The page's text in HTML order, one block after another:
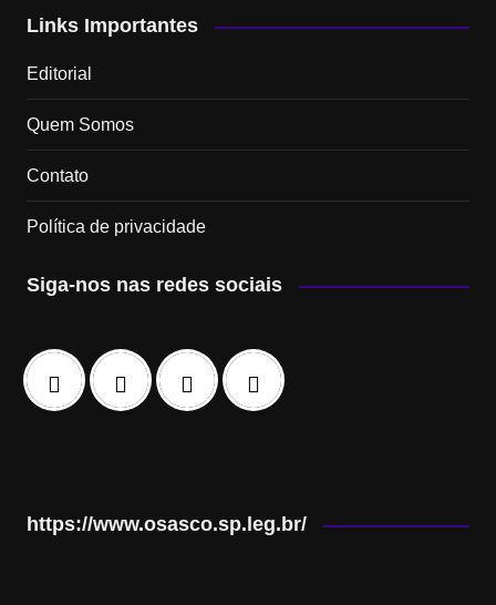
Links Importantes
Editorial
Quem Somos
Contato
Política de privacidade
Siga-nos nas redes sociais
https://www.osasco.sp.leg.br/